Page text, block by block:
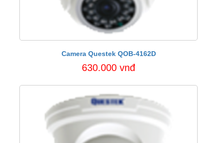
Camera Questek QOB-4162D
630.000 vnđ